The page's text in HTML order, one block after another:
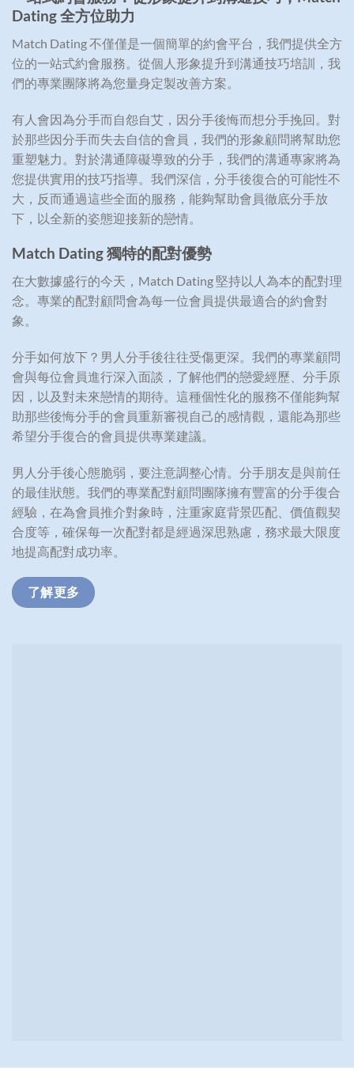
Dating全方位助力
Match Dating 不僅僅是一個簡單的約會平台，我們提供全方
位的一站式約會服務。從個人形象提升到溝通技巧培訓，我
們的專業團隊將為您量身定製改善方案。
有人會因為分手而自怨自艾，因分手後悔而想分手挽回。對
於那些因分手而失去自信的會員，我們的形象顧問將幫助您
重塑魅力。對於溝通障礙導致的分手，我們的溝通專家將為
您提供實用的技巧指導。我們深信，分手後復合的可能性不
大，反而通過這些全面的服務，能夠幫助會員徹底分手放
下，以全新的姿態迎接新的戀情。
Match Dating獨特的配對優勢
在大數據盛行的今天，Match Dating 堅持以人為本的配對理
念。專業的配對顧問會為每一位會員提供最適合的約會對
象。
分手如何放下？男人分手後往往受傷更深。我們的專業顧問
會與每位會員進行深入面談，了解他們的戀愛經歷、分手原
因，以及對未來戀情的期待。這種個性化的服務不僅能夠幫
助那些後悔分手的會員重新審視自己的感情觀，還能為那些
希望分手復合的會員提供專業建議。
男人分手後心態脆弱，要注意調整心情。分手朋友是與前任
的最佳狀態。我們的專業配對顧問團隊擁有豐富的分手復合
經驗，在為會員推介對象時，注重家庭背景匹配、價值觀契
合度等，確保每一次配對都是經過深思熟慮，務求最大限度
地提高配對成功率。
了解更多